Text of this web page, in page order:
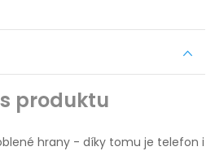
produktu
hrany - díky tomu je telefon i